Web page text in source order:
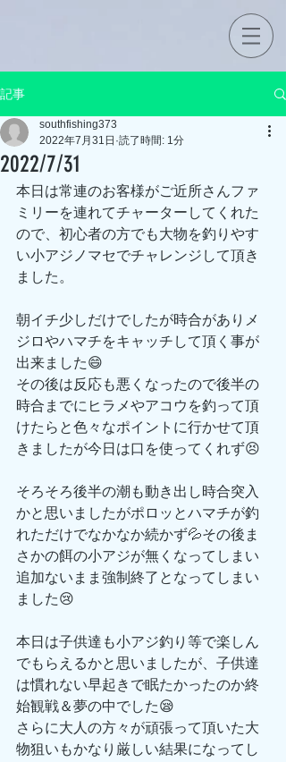
記事
2022/7/31
southfishing373
2022年7月31日 読了時間: 1分
本日は常連のお客様がご近所さんファ
ミリーを連れてチャーターしてくれた
ので、初心者の方でも大物を釣りやす
い小アジノマセでチャレンジして頂き
ました。
朝イチ少しだけでしたが時合がありメ
ジロやハマチをキャッチして頂く事が
出来ました😄
その後は反応も悪くなったので後半の
時合までにヒラメやアコウを釣って頂
けたらと色々なポイントに行かせて頂
きましたが今日は口を使ってくれず😣
そろそろ後半の潮も動き出し時合突入
かと思いましたがポロッとハマチが釣
れただけでなかなか続かず💦その後ま
さかの餌の小アジが無くなってしまい
追加ないまま強制終了となってしまい
ました😢
本日は子供達も小アジ釣り等で楽しん
でもらえるかと思いましたが、子供達
は慣れない早起きで眠たかったのか終
始観戦＆夢の中でした😪
さらに大人の方々が頑張って頂いた大
物狙いもかなり厳しい結果になってし